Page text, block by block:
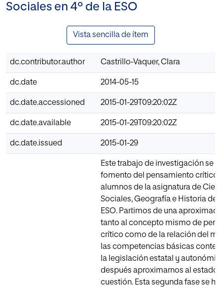
Sociales en 4º de la ESO
Vista sencilla de ítem
dc.contributor.author Castrillo-Vaquer, Clara
dc.date 2014-05-15
dc.date.accessioned 2015-01-29T09:20:02Z
dc.date.available 2015-01-29T09:20:02Z
dc.date.issued 2015-01-29
Este trabajo de investigación se
fomento del pensamiento crítico
alumnos de la asignatura de
Sociales, Geografía e Historia de
ESO. Partimos de una
tanto al concepto mismo de
crítico como de la relación del
las competencias básicas
la legislación estatal y
después aproximarnos al estado
cuestión. Esta segunda fase se